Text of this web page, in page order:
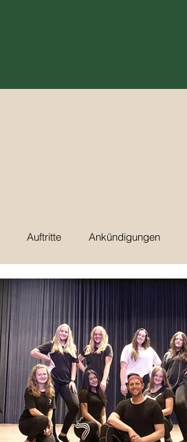
Auftritte Ankündigungen